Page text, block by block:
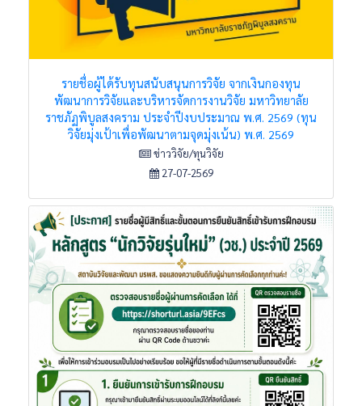
รายชื่อผู้ได้รับทุนสนับสนุนการวิจัย จากเงินกองทุน
พัฒนาการวิจัยและบริหารจัดการงานวิจัย มหาวิทยาลัย
ราชภัฏพิบูลสงคราม ประจำปีงบประมาณ พ.ศ. 2569 (ทุน
วิจัยมุ่งเป้าเพื่อพัฒนาตามจุดมุ่งเน้น) พ.ศ. 2569
ข่าววิจัย/ทุนวิจัย
27-07-2569